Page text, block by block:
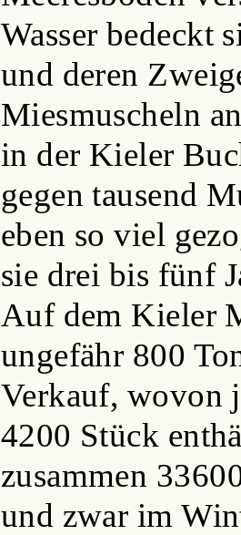
Wasser bedeckt
und deren
Miesmuscheln
in der Kieler
gegen tausend
eben so viel
sie drei bis fünf
Auf dem Kieler
ungefähr 800
Verkauf, wovon
4200 Stück
zusammen
und zwar im